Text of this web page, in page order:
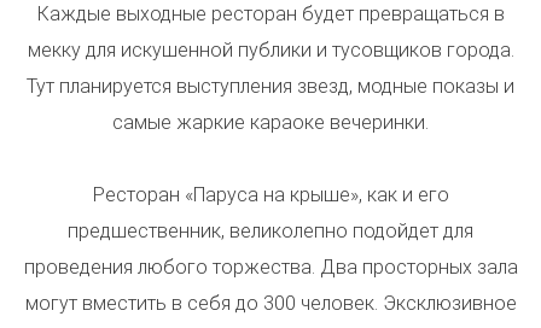
Каждые выходные ресторан будет превращаться в
мекку для искушенной публики и тусовщиков города.
Тут планируется выступления звезд, модные показы и
самые жаркие караоке вечеринки.
Ресторан «Паруса на крыше», как и его
предшественник, великолепно подойдет для
проведения любого торжества. Два просторных зала
могут вместить в себя до 300 человек. Эксклюзивное